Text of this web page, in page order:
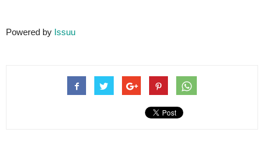
Powered by Issuu